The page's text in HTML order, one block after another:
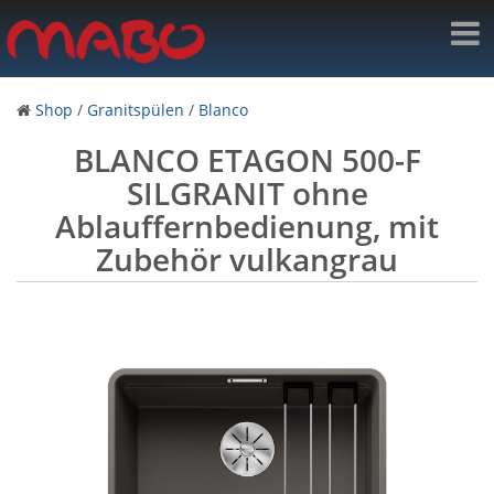
Shop / Granitspülen / Blanco
BLANCO ETAGON 500-F
SILGRANIT ohne
Ablauffernbedienung, mit
Zubehör vulkangrau